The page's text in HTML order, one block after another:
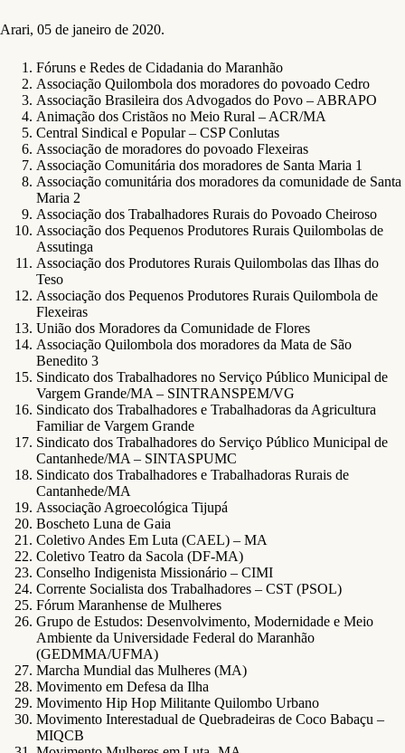
Arari, 05 de janeiro de 2020.
Fóruns e Redes de Cidadania do Maranhão
Associação Quilombola dos moradores do povoado Cedro
Associação Brasileira dos Advogados do Povo – ABRAPO
Animação dos Cristãos no Meio Rural – ACR/MA
Central Sindical e Popular – CSP Conlutas
Associação de moradores do povoado Flexeiras
Associação Comunitária dos moradores de Santa Maria 1
Associação comunitária dos moradores da comunidade de Santa
Maria 2
Associação dos Trabalhadores Rurais do Povoado Cheiroso
Associação dos Pequenos Produtores Rurais Quilombolas de
Assutinga
Associação dos Produtores Rurais Quilombolas das Ilhas do
Teso
Associação dos Pequenos Produtores Rurais Quilombola de
Flexeiras
União dos Moradores da Comunidade de Flores
Associação Quilombola dos moradores da Mata de São
Benedito 3
Sindicato dos Trabalhadores no Serviço Público Municipal de
Vargem Grande/MA – SINTRANSPEM/VG
Sindicato dos Trabalhadores e Trabalhadoras da Agricultura
Familiar de Vargem Grande
Sindicato dos Trabalhadores do Serviço Público Municipal de
Cantanhede/MA – SINTASPUMC
Sindicato dos Trabalhadores e Trabalhadoras Rurais de
Cantanhede/MA
Associação Agroecológica Tijupá
Boscheto Luna de Gaia
Coletivo Andes Em Luta (CAEL) – MA
Coletivo Teatro da Sacola (DF-MA)
Conselho Indigenista Missionário – CIMI
Corrente Socialista dos Trabalhadores – CST (PSOL)
Fórum Maranhense de Mulheres
Grupo de Estudos: Desenvolvimento, Modernidade e Meio
Ambiente da Universidade Federal do Maranhão
(GEDMMA/UFMA)
Marcha Mundial das Mulheres (MA)
Movimento em Defesa da Ilha
Movimento Hip Hop Militante Quilombo Urbano
Movimento Interestadual de Quebradeiras de Coco Babaçu –
MIQCB